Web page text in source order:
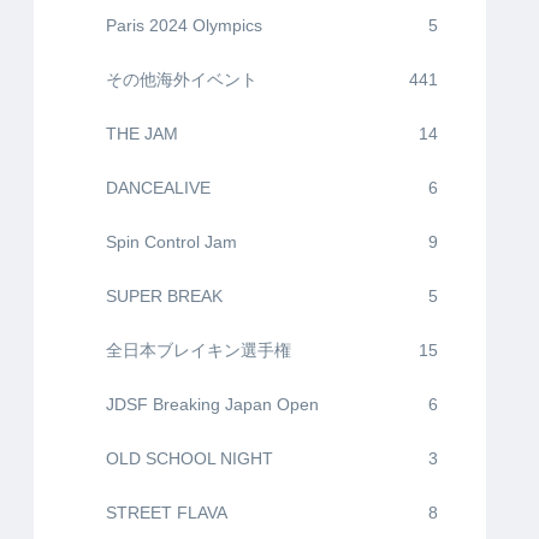
Paris 2024 Olympics 5
その他海外イベント 441
THE JAM 14
DANCEALIVE 6
Spin Control Jam 9
SUPER BREAK 5
全日本ブレイキン選手権 15
JDSF Breaking Japan Open 6
OLD SCHOOL NIGHT 3
STREET FLAVA 8